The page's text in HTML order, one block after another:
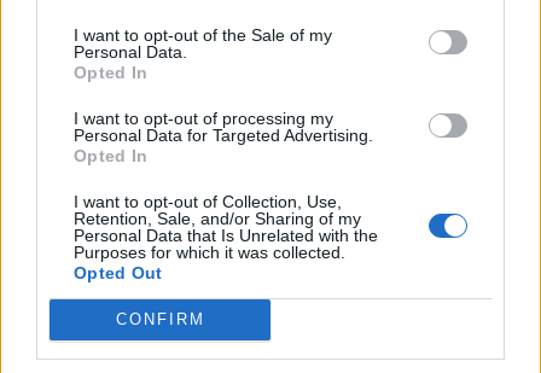
I want to opt-out of the Sale of my
Personal Data.
Opted In
I want to opt-out of processing my
Personal Data for Targeted Advertising.
Opted In
I want to opt-out of Collection, Use,
Retention, Sale, and/or Sharing of my
Personal Data that Is Unrelated with the
Purposes for which it was collected.
Opted Out
CONFIRM
tajlandeze, gjashtë të vdekur,
“Kimisti” i Frakullit. Një tjetër
person sillet në Shqipëri nga
Italia, i kërkuar për vepra të
Barcelona përgatit ofertën për
Rodrin pas akordit personal me
mesfushorin